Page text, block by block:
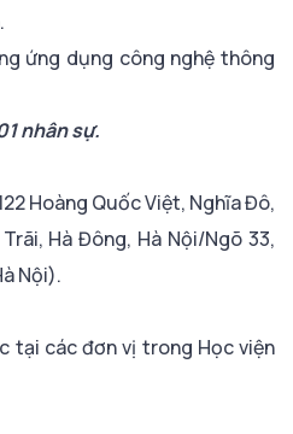
ứng dụng công nghệ thông
nhân sự.
Hoàng Quốc Việt, Nghĩa Đô,
Hà Đông, Hà Nội/Ngõ 33,
Nội).
tại các đơn vị trong Học viện